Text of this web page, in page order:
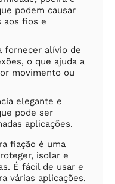
podem causar
aos fios e
fornecer alívio de
o que ajuda a
movimento ou
elegante e
pode ser
aplicações.
fiação é uma
isolar e
É fácil de usar e
várias aplicações.